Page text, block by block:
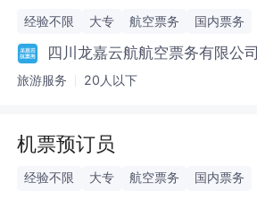
经验不限 大专 航空票务 国内票务
四川龙嘉云航航空票务有限公司
旅游服务 20人以下
机票预订员
经验不限 大专 航空票务 国内票务